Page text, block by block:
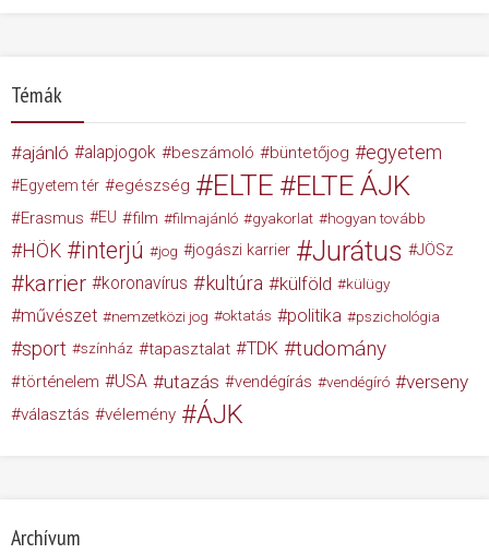
Témák
ajánló alapjogok beszámoló büntetőjog egyetem
Egyetem tér egészség ELTE ELTE ÁJK
Erasmus EU film filmajánló gyakorlat hogyan tovább
HÖK interjú jog jogászi karrier Jurátus JÖSz
karrier koronavírus kultúra külföld külügy
művészet nemzetközi jog oktatás politika pszichológia
sport színház tapasztalat TDK tudomány
történelem USA utazás vendégírás vendégíró verseny
választás vélemény ÁJK
Archívum